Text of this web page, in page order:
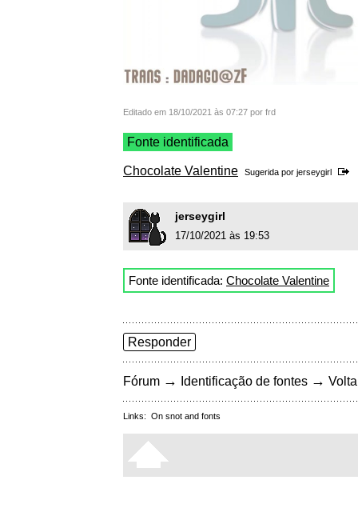
Editado em 18/10/2021 às 07:27 por frd
Fonte identificada
Chocolate Valentine Sugerida por jerseygirl
jerseygirl
17/10/2021 às 19:53
Fonte identificada: Chocolate Valentine
Responder
Fórum → Identificação de fontes →
Links: On snot and fonts